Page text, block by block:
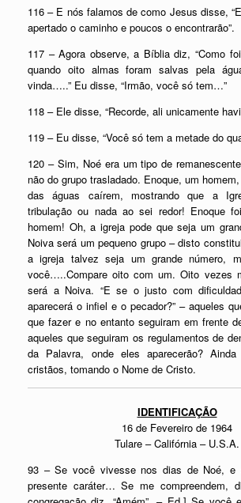
116 – E nós falamos de como Jesus disse,
apertado o caminho e poucos o encontrarão”.
117 – Agora observe, a Bíblia diz, “Como
quando oito almas foram salvas pela
vinda…..” Eu disse, “Irmão, você só tem…”
118 – Ele disse, “Recorde, ali unicamente
119 – Eu disse, “Você só tem a metade do
120 – Sim, Noé era um tipo de
não do grupo trasladado. Enoque, um
das águas caírem, mostrando que a
tribulação ou nada ao sei redor! Enoque
homem! Oh, a igreja pode que seja um
Noiva será um pequeno grupo – disto
a igreja talvez seja um grande número,
você…..Compare oito com um. Oito vezes
será a Noiva. “E se o justo com
aparecerá o infiel e o pecador?” – aqueles
que fazer e no entanto seguiram em frente
aqueles que seguiram os regulamentos de
da Palavra, onde eles aparecerão?
cristãos, tomando o Nome de Cristo.
IDENTIFICAÇÃO
16 de Fevereiro de 1964
Tulare – Califórnia – U.S.A.
93 – Se você vivesse nos dias de Noé, e
presente caráter… Se me compreendem,